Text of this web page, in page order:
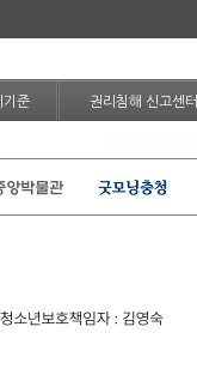
기준 권리침해 신고센터